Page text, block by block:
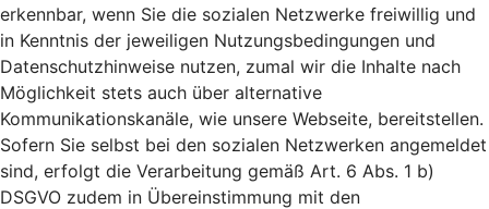
erkennbar, wenn Sie die sozialen Netzwerke freiwillig und
in Kenntnis der jeweiligen Nutzungsbedingungen und
Datenschutzhinweise nutzen, zumal wir die Inhalte nach
Möglichkeit stets auch über alternative
Kommunikationskanäle, wie unsere Webseite, bereitstellen.
Sofern Sie selbst bei den sozialen Netzwerken angemeldet
sind, erfolgt die Verarbeitung gemäß Art. 6 Abs. 1 b)
DSGVO zudem in Übereinstimmung mit den